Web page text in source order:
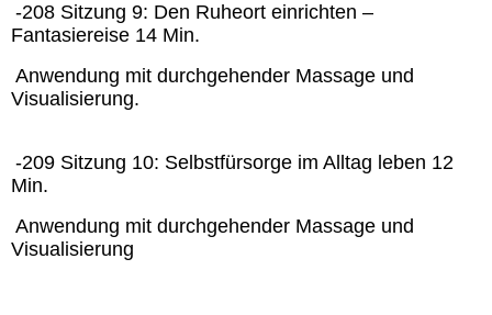
-208 Sitzung 9: Den Ruheort einrichten –
Fantasiereise 14 Min.
Anwendung mit durchgehender Massage und
Visualisierung.
-209 Sitzung 10: Selbstfürsorge im Alltag leben 12
Min.
Anwendung mit durchgehender Massage und
Visualisierung